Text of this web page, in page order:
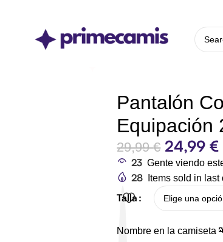
Pantalón
Equipación
29,99€ 24,99€
23 Gente viendo
28 Items sold in last
Talla
Nombre en la camiseta